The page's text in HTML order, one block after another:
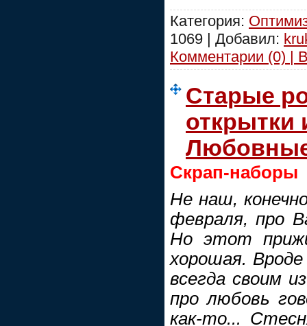
Категория:
1069 | Добавил:
Комментарии (0) |
Старые
Скрап-наборы
Не наш,
февраля, про
Но этот
хорошая.
всегда своим
про любовь
как-то...